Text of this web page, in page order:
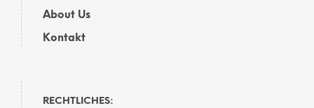
About Us
Kontakt
RECHTLICHES: